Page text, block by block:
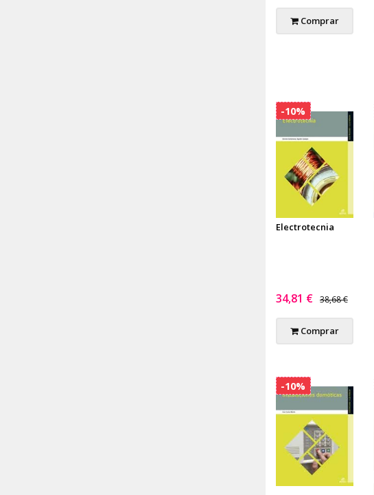
Comprar
Electrotecnia
34,81 € 38,68 €
Comprar
-10%
-10%